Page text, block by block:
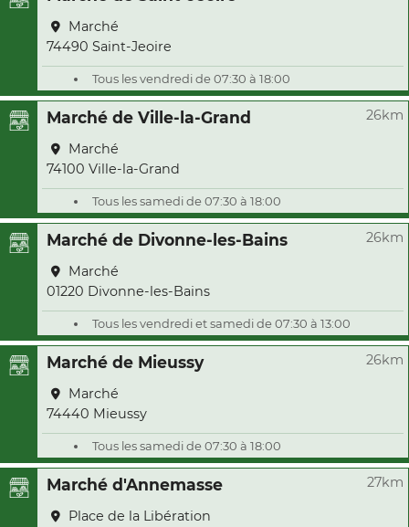
Marché
74490 Saint-Jeoire
Tous les vendredi de 07:30 à 18:00
Marché de Ville-la-Grand 26km
Marché
74100 Ville-la-Grand
Tous les samedi de 07:30 à 18:00
Marché de Divonne-les-Bains 26km
Marché
01220 Divonne-les-Bains
Tous les vendredi et samedi de 07:30 à 13:00
Marché de Mieussy 26km
Marché
74440 Mieussy
Tous les samedi de 07:30 à 18:00
Marché d'Annemasse 27km
Place de la Libération